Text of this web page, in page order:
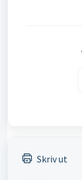
Skriv ut